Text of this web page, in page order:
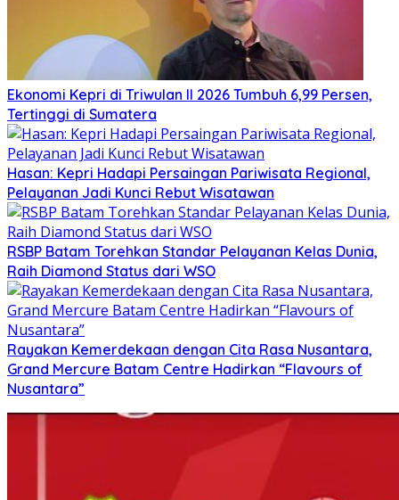
Ekonomi Kepri di Triwulan II 2026 Tumbuh 6,99 Persen,
Tertinggi di Sumatera
Hasan: Kepri Hadapi Persaingan Pariwisata Regional,
Pelayanan Jadi Kunci Rebut Wisatawan
RSBP Batam Torehkan Standar Pelayanan Kelas Dunia,
Raih Diamond Status dari WSO
Rayakan Kemerdekaan dengan Cita Rasa Nusantara,
Grand Mercure Batam Centre Hadirkan “Flavours of
Nusantara”